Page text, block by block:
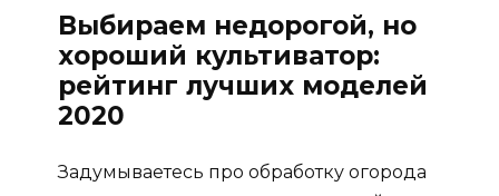
Выбираем недорогой, но
хороший культиватор:
рейтинг лучших моделей
2020
Задумываетесь про обработку огорода